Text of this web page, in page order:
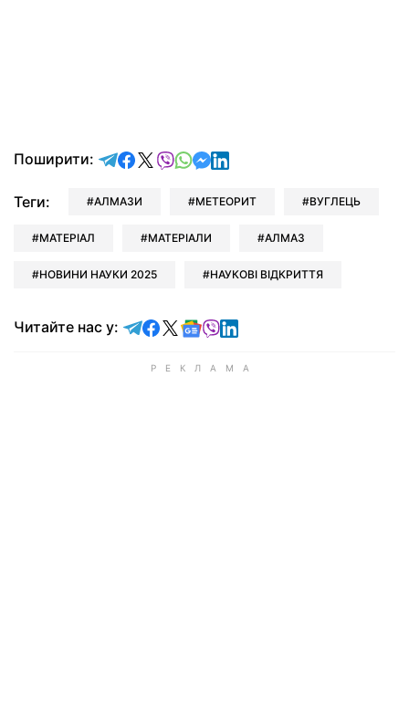
Поширити: відправити у Telegram
поділитись у Facebook
поділитись у X
відправити у Viber
відправити у Whatsapp
відправити у Messenger
відправити у LinkedIn
Теги: АЛМАЗИ МЕТЕОРИТ ВУГЛЕЦЬ
МАТЕРІАЛ МАТЕРІАЛИ АЛМАЗ
НОВИНИ НАУКИ 2025 НАУКОВІ ВІДКРИТТЯ
Читайте нас у: Читайте у Telegram
Читайте у Facebook
Читайте у X
Читайте у Google news
Читайте у Viber
Читайте у LinkedIn